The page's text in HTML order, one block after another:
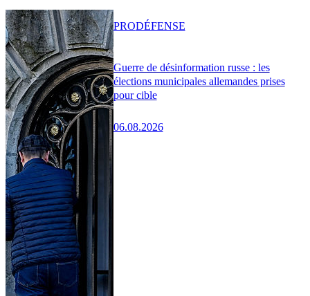
Guerre de désinformation russe : les
élections municipales allemandes prises
pour cible
06.08.2026
PRODÉFENSE